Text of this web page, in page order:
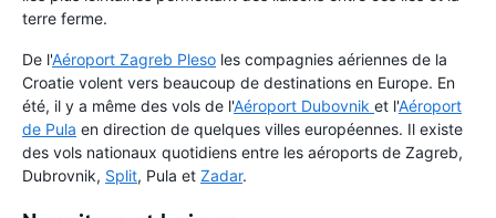
terre ferme.
De l'Aéroport Zagreb Pleso les compagnies aériennes de la
Croatie volent vers beaucoup de destinations en Europe. En
été, il y a même des vols de l'Aéroport Dubovnik et l'Aéroport
de Pula en direction de quelques villes européennes. Il existe
des vols nationaux quotidiens entre les aéroports de Zagreb,
Dubrovnik, Split, Pula et Zadar.